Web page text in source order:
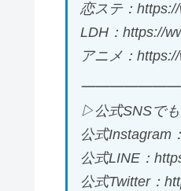
恋ステ：
LDH：https://
アニメ：
▷公式SNSでも
公式Instagram
公式LINE：
公式Twitter：